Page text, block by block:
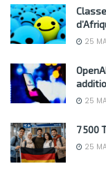
25
25
7 500
25